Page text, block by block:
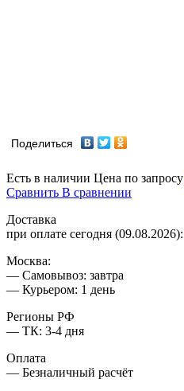
Поделиться
Есть в наличии Цена по запросу
Сравнить В сравнении
Доставка
при оплате сегодня (09.08.2026):
Москва:
— Самовывоз: завтра
— Курьером: 1 день
Регионы РФ
— ТК: 3-4 дня
Оплата
— Безналичный расчёт